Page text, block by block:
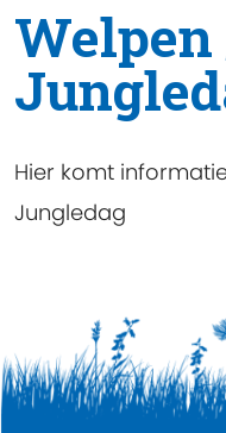
Hier komt
Jungledag